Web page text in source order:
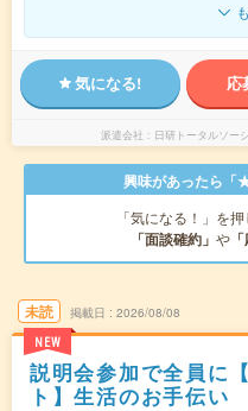
気になる! 応
派遣会社 日研トータルソー
興味があったら「
「気になる！」を
「面談確約」 や
未読
NEW
掲載日 2026/08/08
説明会参加で全員に
ト】生活のお手伝い